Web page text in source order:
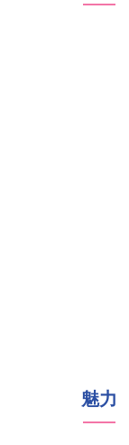
魅力